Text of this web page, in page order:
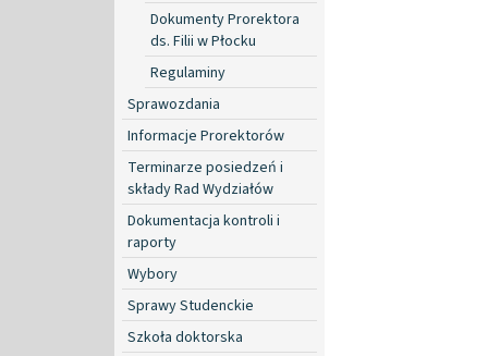
Dokumenty Prorektora
ds. Filii w Płocku
Regulaminy
Sprawozdania
Informacje Prorektorów
Terminarze posiedzeń i
składy Rad Wydziałów
Dokumentacja kontroli i
raporty
Wybory
Sprawy Studenckie
Szkoła doktorska